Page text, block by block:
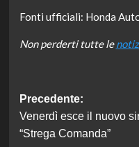
Fonti ufficiali: Honda
Non perderti tutte le
Navigazione
articolo
Precedente:
Venerdì esce il nuovo
“Strega Comanda”